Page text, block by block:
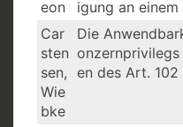
eon
igung an
Car
sten
sen,
Wie
bke
Die
onzernprivilegs
en des Art. 102